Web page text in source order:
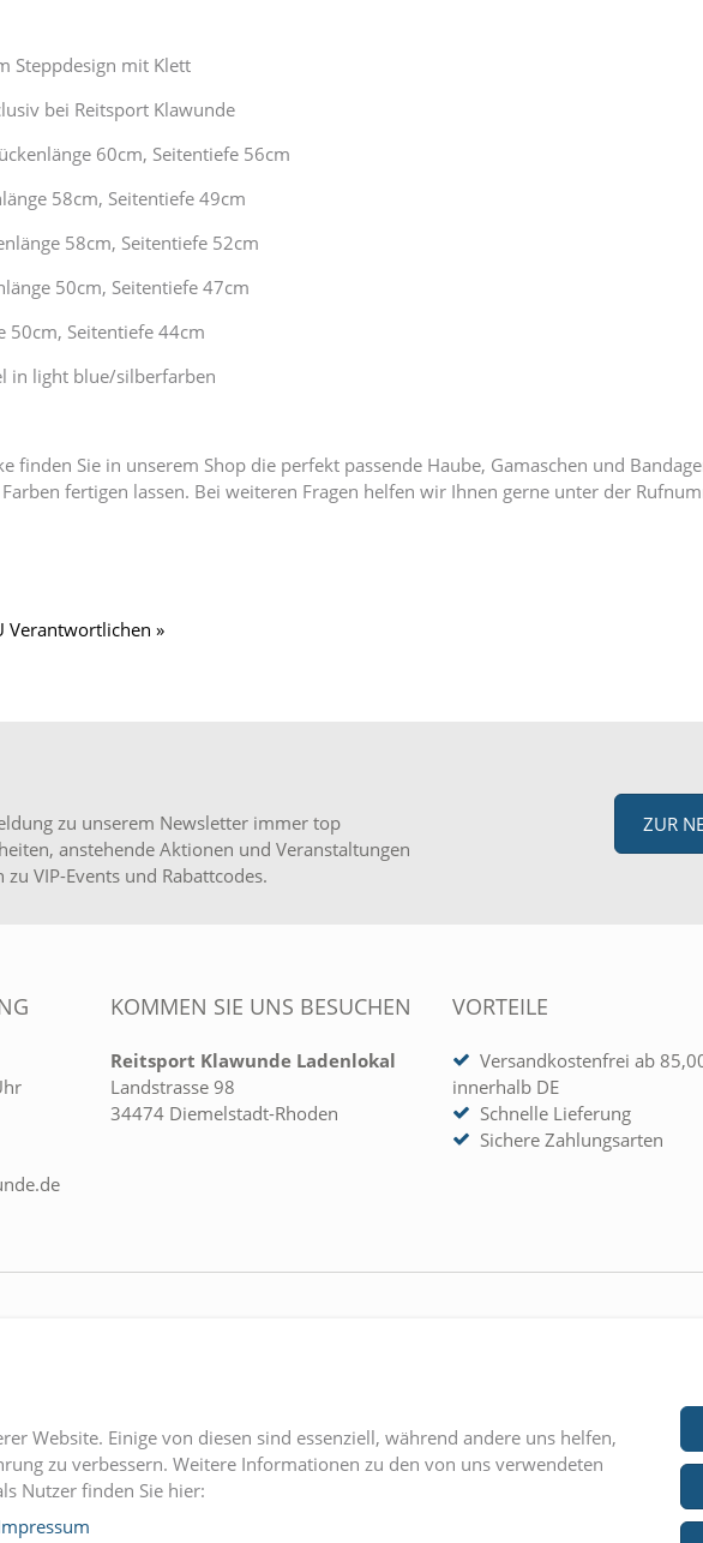
Steppdesign mit Klett
bei Reitsport Klawunde
60cm, Seitentiefe 56cm
58cm, Seitentiefe 49cm
58cm, Seitentiefe 52cm
50cm, Seitentiefe 47cm
50cm, Seitentiefe 44cm
in light blue/silberfarben
finden Sie in unserem Shop die perfekt passende Haube, Gamaschen und
fertigen lassen. Bei weiteren Fragen helfen wir Ihnen gerne unter der
Verantwortlichen »
zu unserem Newsletter immer top
anstehende Aktionen und Veranstaltungen
VIP-Events und Rabattcodes.
ZUR
KOMMEN SIE UNS BESUCHEN
Reitsport Klawunde Ladenlokal
Landstrasse 98
34474 Diemelstadt-Rhoden
VORTEILE
Versandkostenfrei ab
innerhalb DE
Schnelle Lieferung
Sichere Zahlungsarten
Login
» AGB
» Impressum
Website. Einige von diesen sind essenziell, während andere uns helfen,
zu verbessern. Weitere Informationen zu den von uns verwendeten
Nutzer finden Sie hier: